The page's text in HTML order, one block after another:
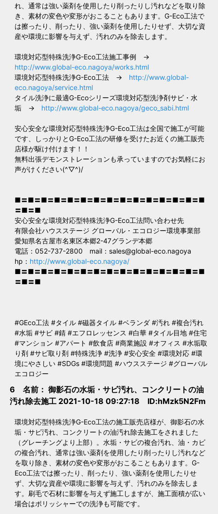
れ、通常は強い薬剤を使用したり削ったりし汚れなどを取り除
き、素材の変色や変形がおこることもあります。G-Eco工法で
は擦ったり、削ったり、強い薬剤を使用したりせず、大切な資
産や環境に影響を与えず、汚れのみを除去します。
環境対応型特殊洗浄G-Eco工法施工事例 →
http://www.global-eco.nagoya/works.html
環境対応型特殊洗浄G-Eco工法 → http://www.global-
eco.nagoya/service.html
タイル洗浄に最適G-Ecoシリーズ環境対応型洗浄剤サビ・水
垢 → http://www.global-eco.nagoya/geco_sabi.html
安心安全な環境対応型特殊洗浄G-Eco工法は全国で施工が可能
です、しっかりとG-Eco工法の研修を受けたお近くの施工販売
店様が駆け付けます！！
無料出張デモンストレーションも承っていますのでお気軽にお
声がけください(^▽^)/
■〓■〓■〓■〓■〓■〓■〓■〓■〓■〓■〓■〓■〓■〓■
〓■〓■
安心安全な環境対応型特殊洗浄G-Eco工法問い合わせ先
有限会社ハウスステージ グローバル・エコロジー環境事業部
愛知県名古屋市名東区本郷2-47グランデ本郷
電話：052-737-2800 mail： sales@global-eco.nagoya
hp： http://www.global-eco.nagoya/
■〓■〓■〓■〓■〓■〓■〓■〓■〓■〓■〓■〓■〓■〓■
〓■〓■
#GEco工法 #タイル #磁器タイル #ベランダ #汚れ #複合汚れ
#水垢 #サビ #錆 #エフロレッセンス #白華 #タイル目地 #住宅
#マンション #アパート #飲食店 #商業施設 #オフィス #水垢取
り剤 #サビ取り剤 #特殊洗浄 #洗浄 #安心安全 #環境対応 #環
境にやさしい #SDGs #環境問題 #ハウスステージ #グローバル
エコロジー
6 名前： 御影石の水垢・サビ汚れ、コンクリートの油
汚れ除去施工 2021-10-18 09:27:18 ID:hMzk5N2Fm
環境対応型特殊洗浄G-Eco工法の施工販売店様が、御影石の水
垢・サビ汚れ、コンクリートの油汚れ除去施工をされました
（グレーチングより上部）。水垢・サビの複合汚れ、油・カビ
の複合汚れ、通常は強い薬剤を使用したり削ったりし汚れなど
を取り除き、素材の変色や変形がおこることもあります。G-
Eco工法では擦ったり、削ったり、強い薬剤を使用したりせ
ず、大切な資産や環境に影響を与えず、汚れのみを除去しま
す。刷毛で石材に影響を与えず施工しますが、施工面積が広い
場合はポリッシャーでの洗浄も可能です。